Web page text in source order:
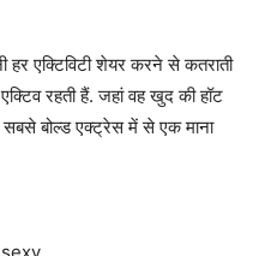
हर एक्टिविटी शेयर करने से कतराती
रहती हैं. जहां वह खुद की हॉट
सबसे बोल्ड एक्ट्रेस में से एक माना